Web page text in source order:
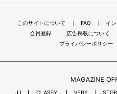
このサイトについて FAQ イ
会員登録
広告掲載について
プライバシーポリシー
MAGAZINE